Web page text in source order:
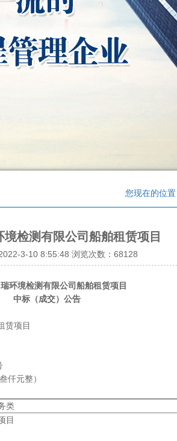
您现在的位
境检测有限公司船舶租赁项目
3-10 8:55:48 浏览次数：68128
环境检测有限公司船舶租赁项目
中标（成交）公告
赁项目
仟元整）
类
目